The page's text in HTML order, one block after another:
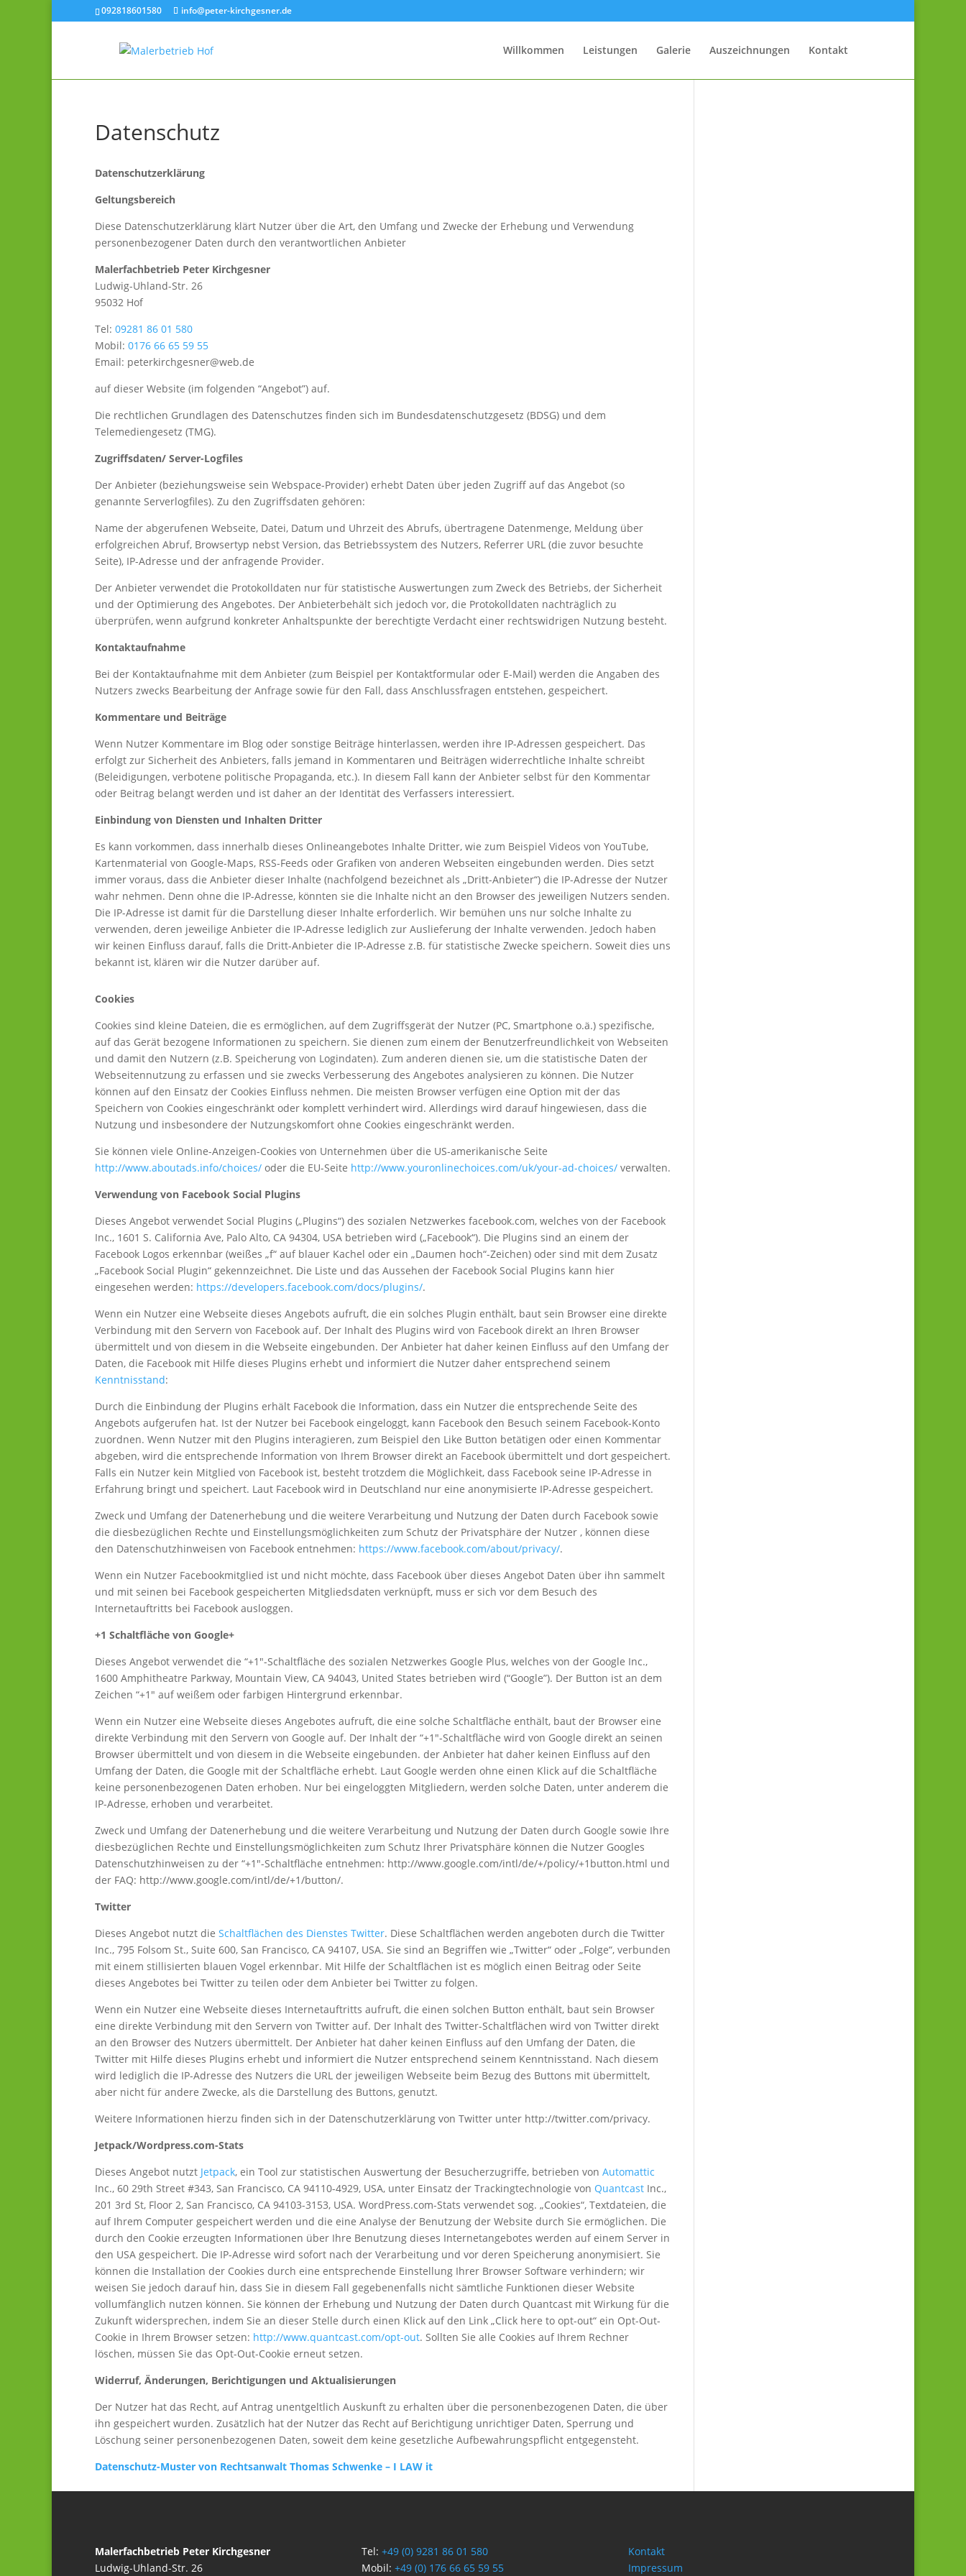
092818601580 info@peter-kirchgesner.de
Willkommen Leistungen Galerie Auszeichnungen Kontakt
Datenschutz
Datenschutzerklärung
Geltungsbereich
Diese Datenschutzerklärung klärt Nutzer über die Art, den Umfang und Zwecke der Erhebung und Verwendung
personenbezogener Daten durch den verantwortlichen Anbieter
Malerfachbetrieb Peter Kirchgesner
Ludwig-Uhland-Str. 26
95032 Hof
Tel: 09281 86 01 580
Mobil: 0176 66 65 59 55
Email: peterkirchgesner@web.de
auf dieser Website (im folgenden “Angebot”) auf.
Die rechtlichen Grundlagen des Datenschutzes finden sich im Bundesdatenschutzgesetz (BDSG) und dem
Telemediengesetz (TMG).
Zugriffsdaten/ Server-Logfiles
Der Anbieter (beziehungsweise sein Webspace-Provider) erhebt Daten über jeden Zugriff auf das Angebot (so
genannte Serverlogfiles). Zu den Zugriffsdaten gehören:
Name der abgerufenen Webseite, Datei, Datum und Uhrzeit des Abrufs, übertragene Datenmenge, Meldung über
erfolgreichen Abruf, Browsertyp nebst Version, das Betriebssystem des Nutzers, Referrer URL (die zuvor besuchte
Seite), IP-Adresse und der anfragende Provider.
Der Anbieter verwendet die Protokolldaten nur für statistische Auswertungen zum Zweck des Betriebs, der Sicherheit
und der Optimierung des Angebotes. Der Anbieterbehält sich jedoch vor, die Protokolldaten nachträglich zu
überprüfen, wenn aufgrund konkreter Anhaltspunkte der berechtigte Verdacht einer rechtswidrigen Nutzung besteht.
Kontaktaufnahme
Bei der Kontaktaufnahme mit dem Anbieter (zum Beispiel per Kontaktformular oder E-Mail) werden die Angaben des
Nutzers zwecks Bearbeitung der Anfrage sowie für den Fall, dass Anschlussfragen entstehen, gespeichert.
Kommentare und Beiträge
Wenn Nutzer Kommentare im Blog oder sonstige Beiträge hinterlassen, werden ihre IP-Adressen gespeichert. Das
erfolgt zur Sicherheit des Anbieters, falls jemand in Kommentaren und Beiträgen widerrechtliche Inhalte schreibt
(Beleidigungen, verbotene politische Propaganda, etc.). In diesem Fall kann der Anbieter selbst für den Kommentar
oder Beitrag belangt werden und ist daher an der Identität des Verfassers interessiert.
Einbindung von Diensten und Inhalten Dritter
Es kann vorkommen, dass innerhalb dieses Onlineangebotes Inhalte Dritter, wie zum Beispiel Videos von YouTube,
Kartenmaterial von Google-Maps, RSS-Feeds oder Grafiken von anderen Webseiten eingebunden werden. Dies setzt
immer voraus, dass die Anbieter dieser Inhalte (nachfolgend bezeichnet als „Dritt-Anbieter“) die IP-Adresse der Nutzer
wahr nehmen. Denn ohne die IP-Adresse, könnten sie die Inhalte nicht an den Browser des jeweiligen Nutzers senden.
Die IP-Adresse ist damit für die Darstellung dieser Inhalte erforderlich. Wir bemühen uns nur solche Inhalte zu
verwenden, deren jeweilige Anbieter die IP-Adresse lediglich zur Auslieferung der Inhalte verwenden. Jedoch haben
wir keinen Einfluss darauf, falls die Dritt-Anbieter die IP-Adresse z.B. für statistische Zwecke speichern. Soweit dies uns
bekannt ist, klären wir die Nutzer darüber auf.
Cookies
Cookies sind kleine Dateien, die es ermöglichen, auf dem Zugriffsgerät der Nutzer (PC, Smartphone o.ä.) spezifische,
auf das Gerät bezogene Informationen zu speichern. Sie dienen zum einem der Benutzerfreundlichkeit von Webseiten
und damit den Nutzern (z.B. Speicherung von Logindaten). Zum anderen dienen sie, um die statistische Daten der
Webseitennutzung zu erfassen und sie zwecks Verbesserung des Angebotes analysieren zu können. Die Nutzer
können auf den Einsatz der Cookies Einfluss nehmen. Die meisten Browser verfügen eine Option mit der das
Speichern von Cookies eingeschränkt oder komplett verhindert wird. Allerdings wird darauf hingewiesen, dass die
Nutzung und insbesondere der Nutzungskomfort ohne Cookies eingeschränkt werden.
Sie können viele Online-Anzeigen-Cookies von Unternehmen über die US-amerikanische Seite
http://www.aboutads.info/choices/ oder die EU-Seite http://www.youronlinechoices.com/uk/your-ad-choices/ verwalten.
Verwendung von Facebook Social Plugins
Dieses Angebot verwendet Social Plugins („Plugins“) des sozialen Netzwerkes facebook.com, welches von der Facebook
Inc., 1601 S. California Ave, Palo Alto, CA 94304, USA betrieben wird („Facebook“). Die Plugins sind an einem der
Facebook Logos erkennbar (weißes „f“ auf blauer Kachel oder ein „Daumen hoch“-Zeichen) oder sind mit dem Zusatz
„Facebook Social Plugin“ gekennzeichnet. Die Liste und das Aussehen der Facebook Social Plugins kann hier
eingesehen werden: https://developers.facebook.com/docs/plugins/.
Wenn ein Nutzer eine Webseite dieses Angebots aufruft, die ein solches Plugin enthält, baut sein Browser eine direkte
Verbindung mit den Servern von Facebook auf. Der Inhalt des Plugins wird von Facebook direkt an Ihren Browser
übermittelt und von diesem in die Webseite eingebunden. Der Anbieter hat daher keinen Einfluss auf den Umfang der
Daten, die Facebook mit Hilfe dieses Plugins erhebt und informiert die Nutzer daher entsprechend seinem
Kenntnisstand:
Durch die Einbindung der Plugins erhält Facebook die Information, dass ein Nutzer die entsprechende Seite des
Angebots aufgerufen hat. Ist der Nutzer bei Facebook eingeloggt, kann Facebook den Besuch seinem Facebook-Konto
zuordnen. Wenn Nutzer mit den Plugins interagieren, zum Beispiel den Like Button betätigen oder einen Kommentar
abgeben, wird die entsprechende Information von Ihrem Browser direkt an Facebook übermittelt und dort gespeichert.
Falls ein Nutzer kein Mitglied von Facebook ist, besteht trotzdem die Möglichkeit, dass Facebook seine IP-Adresse in
Erfahrung bringt und speichert. Laut Facebook wird in Deutschland nur eine anonymisierte IP-Adresse gespeichert.
Zweck und Umfang der Datenerhebung und die weitere Verarbeitung und Nutzung der Daten durch Facebook sowie
die diesbezüglichen Rechte und Einstellungsmöglichkeiten zum Schutz der Privatsphäre der Nutzer , können diese
den Datenschutzhinweisen von Facebook entnehmen: https://www.facebook.com/about/privacy/.
Wenn ein Nutzer Facebookmitglied ist und nicht möchte, dass Facebook über dieses Angebot Daten über ihn sammelt
und mit seinen bei Facebook gespeicherten Mitgliedsdaten verknüpft, muss er sich vor dem Besuch des
Internetauftritts bei Facebook ausloggen.
+1 Schaltfläche von Google+
Dieses Angebot verwendet die “+1″-Schaltfläche des sozialen Netzwerkes Google Plus, welches von der Google Inc.,
1600 Amphitheatre Parkway, Mountain View, CA 94043, United States betrieben wird (“Google”). Der Button ist an dem
Zeichen “+1″ auf weißem oder farbigen Hintergrund erkennbar.
Wenn ein Nutzer eine Webseite dieses Angebotes aufruft, die eine solche Schaltfläche enthält, baut der Browser eine
direkte Verbindung mit den Servern von Google auf. Der Inhalt der “+1″-Schaltfläche wird von Google direkt an seinen
Browser übermittelt und von diesem in die Webseite eingebunden. der Anbieter hat daher keinen Einfluss auf den
Umfang der Daten, die Google mit der Schaltfläche erhebt. Laut Google werden ohne einen Klick auf die Schaltfläche
keine personenbezogenen Daten erhoben. Nur bei eingeloggten Mitgliedern, werden solche Daten, unter anderem die
IP-Adresse, erhoben und verarbeitet.
Zweck und Umfang der Datenerhebung und die weitere Verarbeitung und Nutzung der Daten durch Google sowie Ihre
diesbezüglichen Rechte und Einstellungsmöglichkeiten zum Schutz Ihrer Privatsphäre können die Nutzer Googles
Datenschutzhinweisen zu der “+1″-Schaltfläche entnehmen: http://www.google.com/intl/de/+/policy/+1button.html und
der FAQ: http://www.google.com/intl/de/+1/button/.
Twitter
Dieses Angebot nutzt die Schaltflächen des Dienstes Twitter. Diese Schaltflächen werden angeboten durch die Twitter
Inc., 795 Folsom St., Suite 600, San Francisco, CA 94107, USA. Sie sind an Begriffen wie „Twitter“ oder „Folge“, verbunden
mit einem stillisierten blauen Vogel erkennbar. Mit Hilfe der Schaltflächen ist es möglich einen Beitrag oder Seite
dieses Angebotes bei Twitter zu teilen oder dem Anbieter bei Twitter zu folgen.
Wenn ein Nutzer eine Webseite dieses Internetauftritts aufruft, die einen solchen Button enthält, baut sein Browser
eine direkte Verbindung mit den Servern von Twitter auf. Der Inhalt des Twitter-Schaltflächen wird von Twitter direkt
an den Browser des Nutzers übermittelt. Der Anbieter hat daher keinen Einfluss auf den Umfang der Daten, die
Twitter mit Hilfe dieses Plugins erhebt und informiert die Nutzer entsprechend seinem Kenntnisstand. Nach diesem
wird lediglich die IP-Adresse des Nutzers die URL der jeweiligen Webseite beim Bezug des Buttons mit übermittelt,
aber nicht für andere Zwecke, als die Darstellung des Buttons, genutzt.
Weitere Informationen hierzu finden sich in der Datenschutzerklärung von Twitter unter http://twitter.com/privacy.
Jetpack/Wordpress.com-Stats
Dieses Angebot nutzt Jetpack, ein Tool zur statistischen Auswertung der Besucherzugriffe, betrieben von Automattic
Inc., 60 29th Street #343, San Francisco, CA 94110-4929, USA, unter Einsatz der Trackingtechnologie von Quantcast Inc.,
201 3rd St, Floor 2, San Francisco, CA 94103-3153, USA. WordPress.com-Stats verwendet sog. „Cookies“, Textdateien, die
auf Ihrem Computer gespeichert werden und die eine Analyse der Benutzung der Website durch Sie ermöglichen. Die
durch den Cookie erzeugten Informationen über Ihre Benutzung dieses Internetangebotes werden auf einem Server in
den USA gespeichert. Die IP-Adresse wird sofort nach der Verarbeitung und vor deren Speicherung anonymisiert. Sie
können die Installation der Cookies durch eine entsprechende Einstellung Ihrer Browser Software verhindern; wir
weisen Sie jedoch darauf hin, dass Sie in diesem Fall gegebenenfalls nicht sämtliche Funktionen dieser Website
vollumfänglich nutzen können. Sie können der Erhebung und Nutzung der Daten durch Quantcast mit Wirkung für die
Zukunft widersprechen, indem Sie an dieser Stelle durch einen Klick auf den Link „Click here to opt-out“ ein Opt-Out-
Cookie in Ihrem Browser setzen: http://www.quantcast.com/opt-out. Sollten Sie alle Cookies auf Ihrem Rechner
löschen, müssen Sie das Opt-Out-Cookie erneut setzen.
Widerruf, Änderungen, Berichtigungen und Aktualisierungen
Der Nutzer hat das Recht, auf Antrag unentgeltlich Auskunft zu erhalten über die personenbezogenen Daten, die über
ihn gespeichert wurden. Zusätzlich hat der Nutzer das Recht auf Berichtigung unrichtiger Daten, Sperrung und
Löschung seiner personenbezogenen Daten, soweit dem keine gesetzliche Aufbewahrungspflicht entgegensteht.
Datenschutz-Muster von Rechtsanwalt Thomas Schwenke – I LAW it
Malerfachbetrieb Peter Kirchgesner
Ludwig-Uhland-Str. 26
Tel: +49 (0) 9281 86 01 580
Mobil: +49 (0) 176 66 65 59 55
Kontakt
Impressum